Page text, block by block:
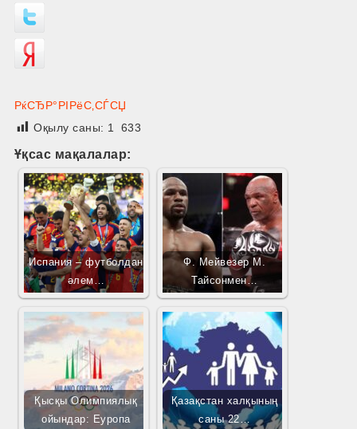
РќСЂР°РІРёС‚СЃСЏ
Оқылу саны: 1 633
Ұқсас мақалалар:
Испания – футболдан
әлем…
Ф. Мейвезер М.
Тайсонмен…
Қысқы Олимпиялық
ойындар: Еуропа
Қазақстан халқының
саны 22…